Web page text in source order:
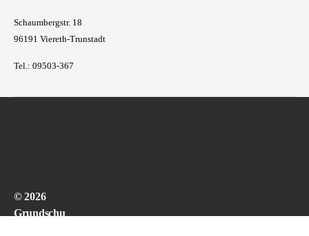
Schaumbergstr. 18
96191 Viereth-Trunstadt
Tel.: 09503-367
© 2026
Grundschu